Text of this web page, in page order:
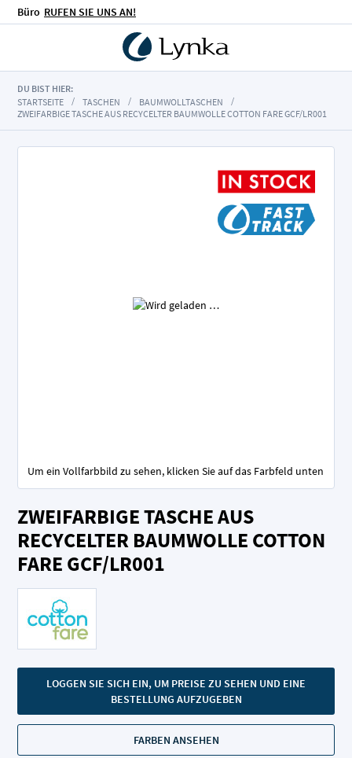
Büro RUFEN SIE UNS AN!
DU BIST HIER:
STARTSEITE
TASCHEN
BAUMWOLLTASCHEN
ZWEIFARBIGE TASCHE AUS RECYCELTER BAUMWOLLE COTTON FARE GCF/LR001
ZWEIFARBIGE TASCHE AUS
RECYCELTER BAUMWOLLE COTTON
FARE GCF/LR001
LOGGEN SIE SICH EIN, UM PREISE ZU SEHEN UND EINE
BESTELLUNG AUFZUGEBEN
FARBEN ANSEHEN
Um ein Vollfarbbild zu sehen, klicken Sie auf das Farbfeld unten
Anfang
der
Bildgalerie
springen